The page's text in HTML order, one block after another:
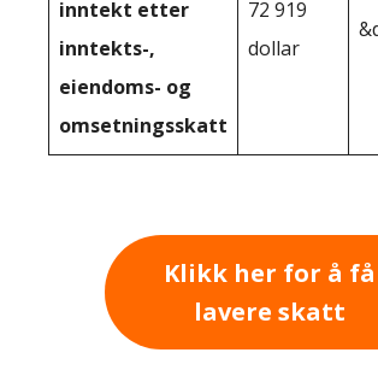
inntekt etter
inntekts-,
eiendoms- og
omsetningsskatt
72 919
dollar
Klikk her for å få
lavere skatt